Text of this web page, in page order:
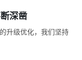
深凿
升级优化，我们坚持